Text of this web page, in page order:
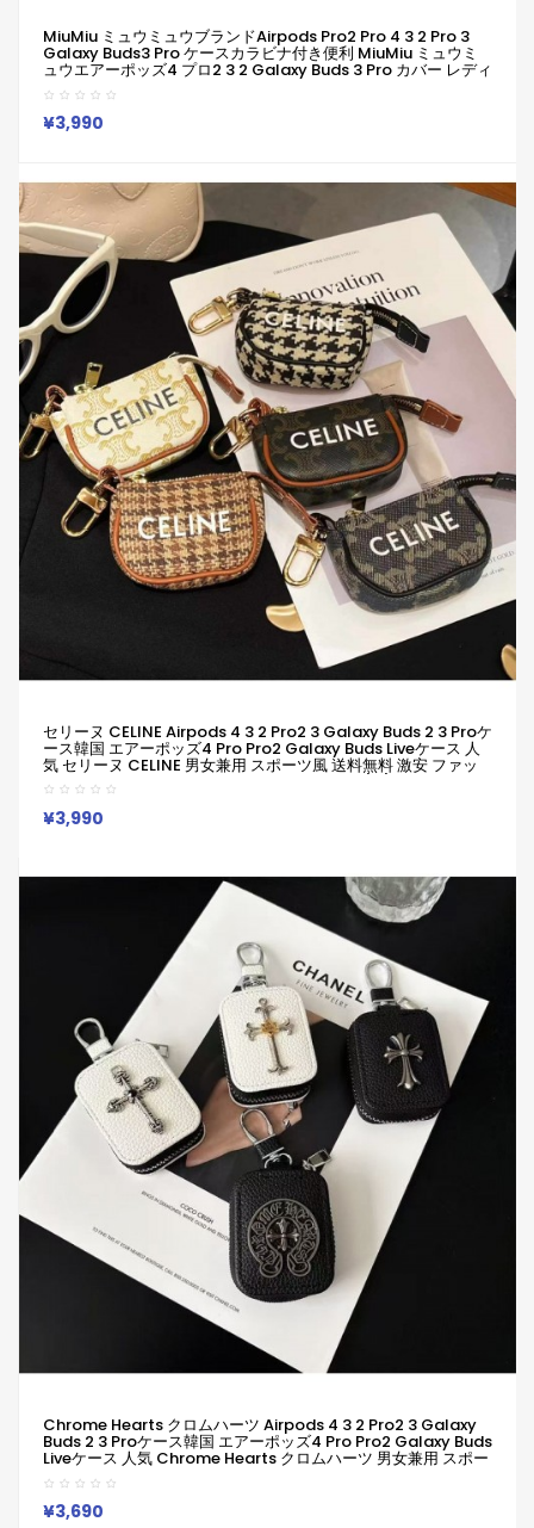
MiuMiu ミュウミュウブランドairpods Pro2 Pro 4 3 2 Pro 3
Galaxy Buds3 Pro ケースカラビナ付き便利 MiuMiu ミュウミ
ュウエアーポッズ4 プロ2 3 2 Galaxy Buds 3 Pro カバー レディ
ースメンズ 耐衝撃 MiuMiu ミュウミュウエアーポッズ プロ 2
Airpods 2 3 4 Pro2 Galaxy Buds 2 Buds 2 Pro Galaxy Buds
Liveケース
¥3,990
セリーヌ CELINE Airpods 4 3 2 Pro2 3 Galaxy Buds 2 3 Proケ
ース韓国 エアーポッズ4 Pro Pro2 Galaxy Buds Liveケース 人
気 セリーヌ CELINE 男女兼用 スポーツ風 送料無料 激安 ファッ
ション セリーヌ CELINE ブランドairpods4 3/2/1 Pro2
Galaxy Buds 3 Pro 2ケースメンズ レデイーズ
¥3,990
Chrome Hearts クロムハーツ Airpods 4 3 2 Pro2 3 Galaxy
Buds 2 3 Proケース韓国 エアーポッズ4 Pro Pro2 Galaxy Buds
Liveケース 人気 Chrome Hearts クロムハーツ 男女兼用 スポー
ツ風 送料無料 激安 ファッション Chrome Hearts クロムハーツ
ブランドairpods4 3/2/1 Pro2 Galaxy Buds 3 Pro 2ケースメ
ンズ レデイーズ
¥3,690